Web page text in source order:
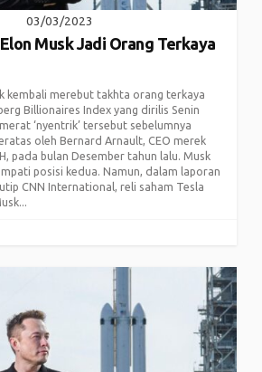
03/03/2023
Musk Jadi Orang Terkaya
kembali merebut takhta orang terkaya
Billionaires Index yang dirilis Senin
‘nyentrik’ tersebut sebelumnya
oleh Bernard Arnault, CEO merek
pada bulan Desember tahun lalu. Musk
posisi kedua. Namun, dalam laporan
CNN International, reli saham Tesla